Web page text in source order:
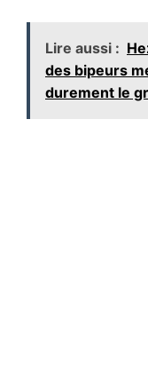
Lire aussi :
des bipeurs
durement le